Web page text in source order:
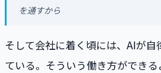
を通すから
そして会社に着く頃には、AIが
ている。そういう働き方ができ